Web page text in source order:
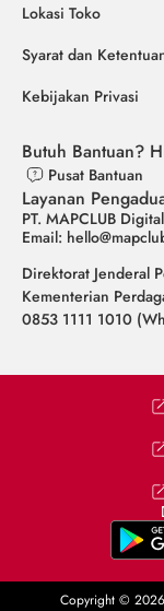
Lokasi Toko
Syarat dan
Kebijakan Privasi
Butuh Bantuan?
Pusat Bantuan
Layanan
PT. MAPCLUB
Email:
Direktorat Jenderal
Kementerian
0853 1111 1010
Copyright ©